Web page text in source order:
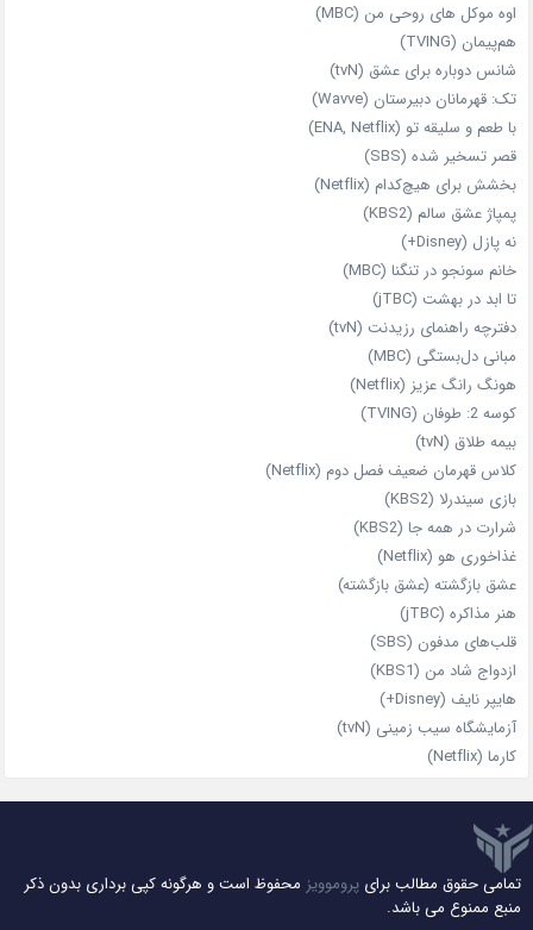
اوه موکل های روحی من (MBC)
هم‌پیمان (TVING)
شانس دوباره برای عشق (tvN)
تک: قهرمانان دبیرستان (Wavve)
با طعم و سلیقه تو (ENA, Netflix)
قصر تسخیر شده (SBS)
بخشش برای هیچ‌کدام (Netflix)
پمپاژ عشق سالم (KBS2)
نه پازل (Disney+)
خانم سونجو در تنگنا (MBC)
تا ابد در بهشت (jTBC)
دفترچه راهنمای رزیدنت (tvN)
مبانی دل‌بستگی (MBC)
هونگ رانگ عزیز (Netflix)
کوسه 2: طوفان (TVING)
بیمه طلاق (tvN)
کلاس قهرمان ضعیف فصل دوم (Netflix)
بازی سیندرلا (KBS2)
شرارت در همه‌ جا (KBS2)
غذاخوری هو (Netflix)
عشق بازگشته (عشق بازگشته)
هنر مذاکره (jTBC)
قلب‌های مدفون (SBS)
ازدواج شاد من (KBS1)
هایپر نایف (Disney+)
آزمایشگاه سیب‌ زمینی (tvN)
کارما (Netflix)
تمامی حقوق مطالب برای پروموویز محفوظ است و هرگونه کپی برداری بدون ذکر
منبع ممنوع می باشد.